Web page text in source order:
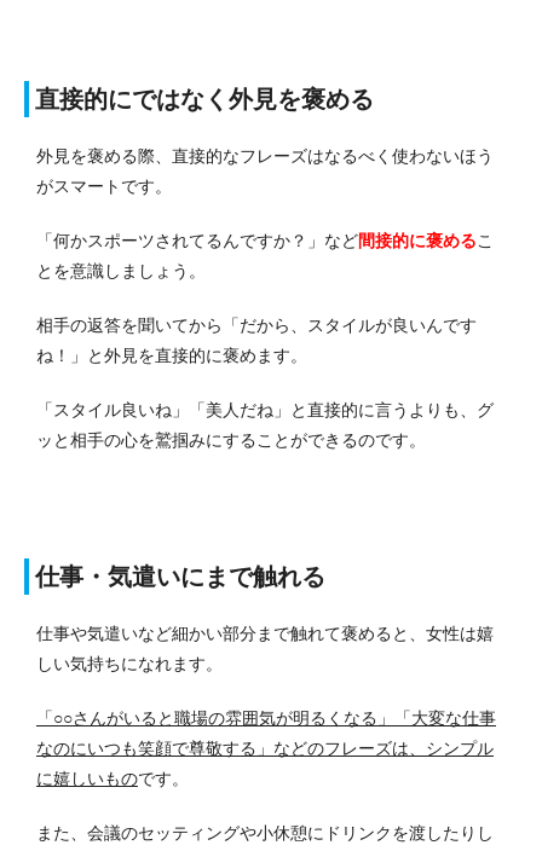
直接的にではなく外見を褒める
外見を褒める際、直接的なフレーズはなるべく使わないほう
がスマートです。
「何かスポーツされてるんですか？」など間接的に褒めるこ
とを意識しましょう。
相手の返答を聞いてから「だから、スタイルが良いんです
ね！」と外見を直接的に褒めます。
「スタイル良いね」「美人だね」と直接的に言うよりも、グ
ッと相手の心を鷲掴みにすることができるのです。
仕事・気遣いにまで触れる
仕事や気遣いなど細かい部分まで触れて褒めると、女性は嬉
しい気持ちになれます。
「○○さんがいると職場の雰囲気が明るくなる」「大変な仕事
なのにいつも笑顔で尊敬する」などのフレーズは、シンプル
に嬉しいものです。
また、会議のセッティングや小休憩にドリンクを渡したりし